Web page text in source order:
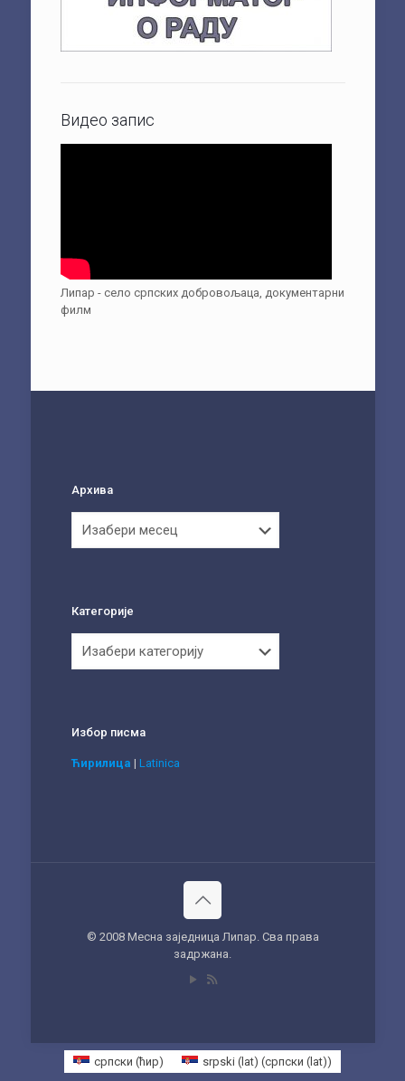
Видео запис
Липар - село српских добровољаца, документарни
филм
Архива
Категорије
Избор писма
Ћирилица | Latinica
© 2008 Месна заједница Липар. Сва права
задржана.
српски (ћир) srpski (lat) (српски (lat))